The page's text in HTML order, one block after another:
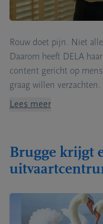
Rouw doet pijn. Niet
Daarom heeft DELA haar
content gericht op
graag willen verzachten.
Lees meer
Brugge krijgt